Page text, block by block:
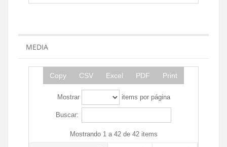
MEDIA
Copy CSV Excel PDF Print
Mostrar items por página
Buscar:
Mostrando 1 a 42 de 42 items